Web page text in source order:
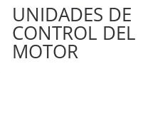
UNIDADES DE
CONTROL DEL
MOTOR